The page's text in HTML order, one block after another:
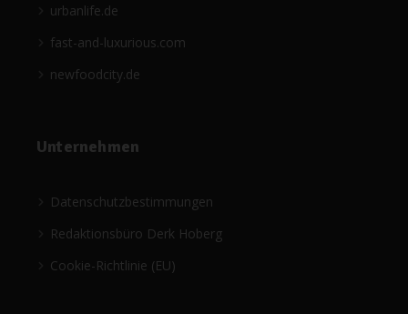
urbanlife.de
fast-and-luxurious.com
newfoodcity.de
Unternehmen
Datenschutzbestimmungen
Redaktionsbüro Derk Hoberg
Cookie-Richtlinie (EU)